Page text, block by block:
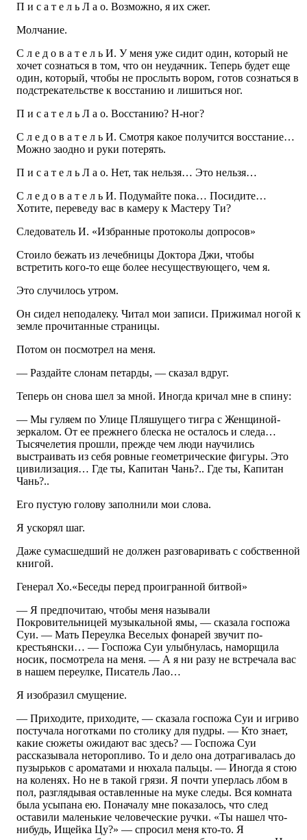
П и с а т е л ь Л а о. Возможно, я их сжег.
Молчание.
С л е д о в а т е л ь И. У меня уже сидит один, который не
хочет сознаться в том, что он неудачник. Теперь будет еще
один, который, чтобы не прослыть вором, готов сознаться в
подстрекательстве к восстанию и лишиться ног.
П и с а т е л ь Л а о. Восстанию? Н-ног?
С л е д о в а т е л ь И. Смотря какое получится восстание…
Можно заодно и руки потерять.
П и с а т е л ь Л а о. Нет, так нельзя… Это нельзя…
С л е д о в а т е л ь И. Подумайте пока… Посидите…
Хотите, переведу вас в камеру к Мастеру Ти?
Следователь И. «Избранные протоколы допросов»
Стоило бежать из лечебницы Доктора Джи, чтобы
встретить кого-то еще более несуществующего, чем я.
Это случилось утром.
Он сидел неподалеку. Читал мои записи. Прижимал ногой к
земле прочитанные страницы.
Потом он посмотрел на меня.
— Раздайте слонам петарды, — сказал вдруг.
Теперь он снова шел за мной. Иногда кричал мне в спину:
— Мы гуляем по Улице Пляшущего тигра с Женщиной-
зеркалом. От ее прежнего блеска не осталось и следа…
Тысячелетия прошли, прежде чем люди научились
выстраивать из себя ровные геометрические фигуры. Это
цивилизация… Где ты, Капитан Чань?.. Где ты, Капитан
Чань?..
Его пустую голову заполнили мои слова.
Я ускорял шаг.
Даже сумасшедший не должен разговаривать с собственной
книгой.
Генерал Хо.«Беседы перед проигранной битвой»
— Я предпочитаю, чтобы меня называли
Покровительницей музыкальной ямы, — сказала госпожа
Суи. — Мать Переулка Веселых фонарей звучит по-
крестьянски… — Госпожа Суи улыбнулась, наморщила
носик, посмотрела на меня. — А я ни разу не встречала вас
в нашем переулке, Писатель Лао…
Я изобразил смущение.
— Приходите, приходите, — сказала госпожа Суи и игриво
постучала ноготками по столику для пудры. — Кто знает,
какие сюжеты ожидают вас здесь? — Госпожа Суи
рассказывала неторопливо. То и дело она дотрагивалась до
пузырьков с ароматами и нюхала пальцы. — Иногда я стою
на коленях. Но не в такой грязи. Я почти уперлась лбом в
пол, разглядывая оставленные на муке следы. Вся комната
была усыпана ею. Поначалу мне показалось, что след
оставили маленькие человеческие ручки. «Ты нашел что-
нибудь, Ищейка Цу?» — спросил меня кто-то. Я